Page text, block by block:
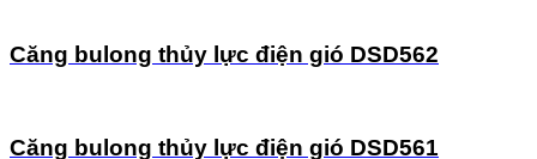
Căng bulong thủy lực điện gió DSD562
Căng bulong thủy lực điện gió DSD561